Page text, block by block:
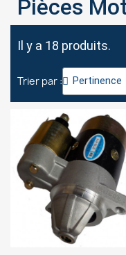
Pièces
Il y a 18 produits.
Trier par :